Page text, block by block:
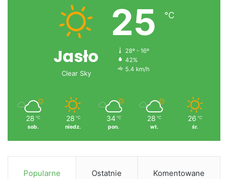
Jasło
Clear Sky
25 ℃
28º - 16º
42%
5.4 km/h
28 ℃
sob.
28 ℃
niedz.
34 ℃
pon.
28 ℃
wt.
26 ℃
śr.
Popularne Ostatnie Komentowane